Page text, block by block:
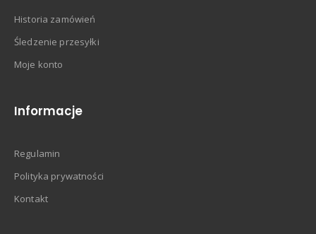
Historia zamówień
Śledzenie przesyłki
Moje konto
Informacje
Regulamin
Polityka prywatności
Kontakt